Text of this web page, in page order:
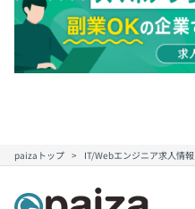
paizaトップ IT/Webエンジニア求人情報